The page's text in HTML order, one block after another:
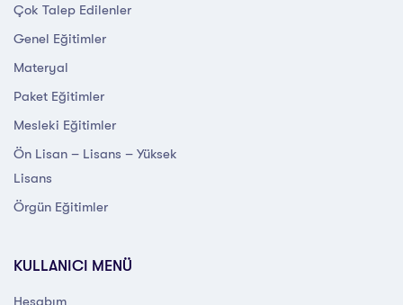
Çok Talep Edilenler
Genel Eğitimler
Materyal
Paket Eğitimler
Mesleki Eğitimler
Ön Lisan – Lisans – Yüksek
Lisans
Örgün Eğitimler
KULLANICI MENÜ
Hesabım